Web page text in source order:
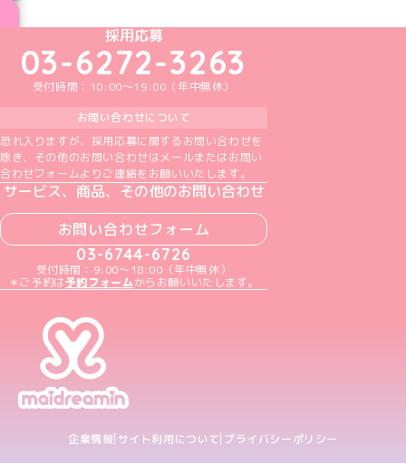
めいどりーみんTikTok公式アカウント
めいどりーみんX公式アカウント
めいどりーみんInstagram公式アカウント
めいどりーみんFacebook公式アカウン
めいどりーみんYouTube公式アカ
採用応募
03-6272-3263
受付時間：10:00～19:00（年中無休）
お問い合わせについて
恐れ入りますが、採用応募に関するお問い合わせを
除き、その他のお問い合わせはメールまたはお問い
合わせフォームよりご連絡をお願いいたします。
サービス、商品、その他のお問い合わせ
お問い合わせフォーム
03-6744-6726
受付時間：9:00～18:00（年中無休）
＊ご予約は予約フォームからお願いいたします。
企業情報 サイト利用について プライバシーポリシー